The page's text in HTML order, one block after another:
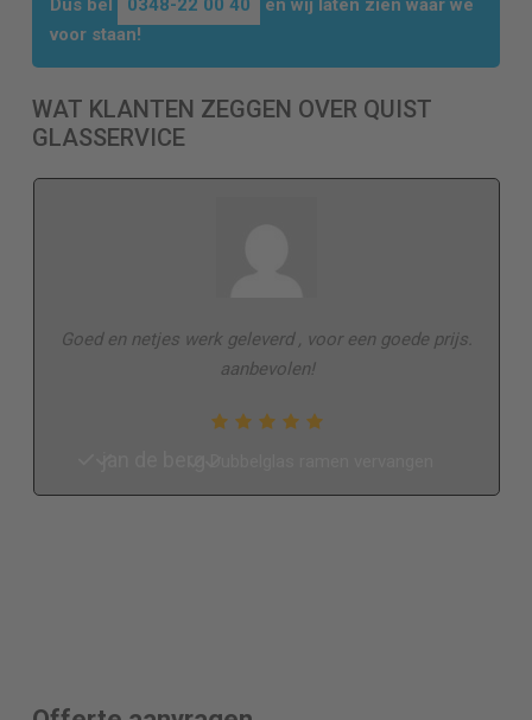
Dus bel 0348-22 00 40
en wij laten zien waar we
voor staan!
WAT KLANTEN ZEGGEN OVER QUIST
GLASSERVICE
Goed en netjes werk geleverd , voor een goede prijs.
aanbevolen!